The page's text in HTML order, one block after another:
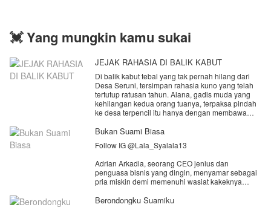
💓 Yang mungkin kamu sukai
JEJAK RAHASIA DI BALIK KABUT
Di balik kabut tebal yang tak pernah hilang dari
Desa Seruni, tersimpan rahasia kuno yang telah
tertutup ratusan tahun. Alana, gadis muda yang
kehilangan kedua orang tuanya, terpaksa pindah
ke desa terpencil itu hanya dengan membawa
berharap menemukan ketenangan, namun yang
bisikan-bisikan aneh, dan sebuah kebenaran
biasa, melainkan tempat di mana masa lalunya
terikat selamanya.
pemuda misterius bermata hijau menyala, yang
Bukan Suami Biasa
Follow IG @Lala_Syalala13
Adrian Arkadia, seorang CEO jenius dan
penguasa bisnis yang dingin, menyamar sebagai
pria miskin demi memenuhi wasiat kakeknya
Berondongku Suamiku